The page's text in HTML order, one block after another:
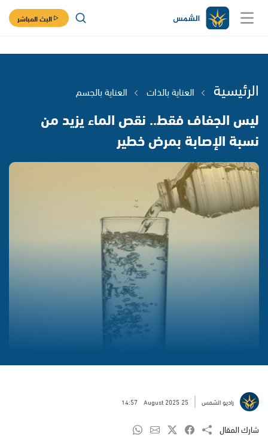
البث المباشر
الرئيسية العناية بالذات العناية بالجسم
ليس الجفاف فقط.. نقص الماء يزيد من
نسبة الإصابة بمرض خطير
راديو الشمس 25 August 2025
14:57
شارك المقال